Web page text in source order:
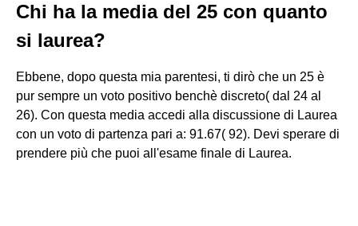
Chi ha la media del 25 con quanto
si laurea?
Ebbene, dopo questa mia parentesi, ti dirò che un 25 è
pur sempre un voto positivo benchè discreto( dal 24 al
26). Con questa media accedi alla discussione di Laurea
con un voto di partenza pari a: 91.67( 92). Devi sperare di
prendere più che puoi all'esame finale di Laurea.